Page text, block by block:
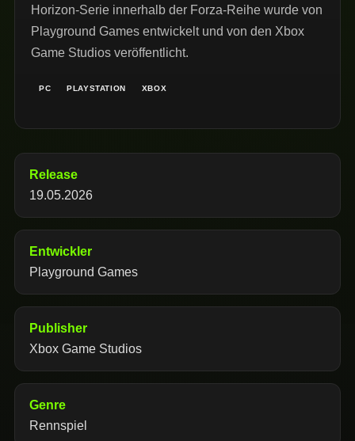
Horizon-Serie innerhalb der Forza-Reihe wurde von
Playground Games entwickelt und von den Xbox
Game Studios veröffentlicht.
PC PLAYSTATION XBOX
Release
19.05.2026
Entwickler
Playground Games
Publisher
Xbox Game Studios
Genre
Rennspiel